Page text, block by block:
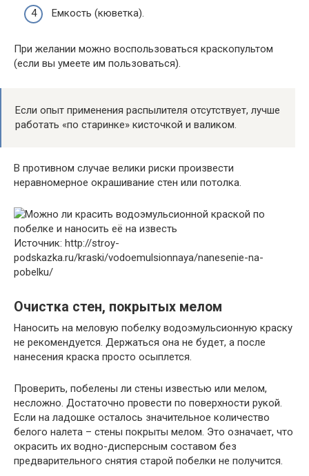
Емкость (кюветка).
При желании можно воспользоваться краскопультом
(если вы умеете им пользоваться).
Если опыт применения распылителя отсутствует, лучше
работать «по старинке» кисточкой и валиком.
В противном случае велики риски произвести
неравномерное окрашивание стен или потолка.
Источник: http://stroy-
podskazka.ru/kraski/vodoemulsionnaya/nanesenie-na-
pobelku/
Очистка стен, покрытых мелом
Наносить на меловую побелку водоэмульсионную краску
не рекомендуется. Держаться она не будет, а после
нанесения краска просто осыплется.
Проверить, побелены ли стены известью или мелом,
несложно. Достаточно провести по поверхности рукой.
Если на ладошке осталось значительное количество
белого налета – стены покрыты мелом. Это означает, что
окрасить их водно-дисперсным составом без
предварительного снятия старой побелки не получится.